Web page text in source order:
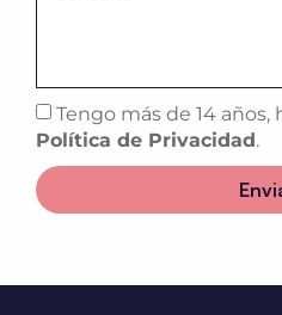
Tengo más de 14 años,
Política de Privacidad.